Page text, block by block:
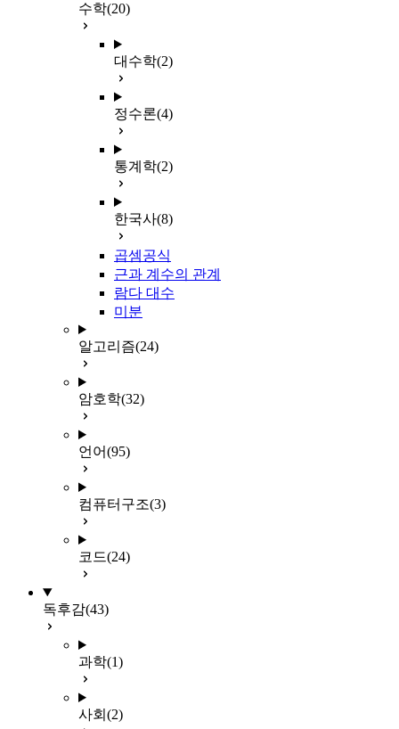
수학(20)
대수학(2)
정수론(4)
통계학(2)
한국사(8)
곱셈공식
근과 계수의 관계
람다 대수
미분
알고리즘(24)
암호학(32)
언어(95)
컴퓨터구조(3)
코드(24)
독후감(43)
과학(1)
사회 (2)